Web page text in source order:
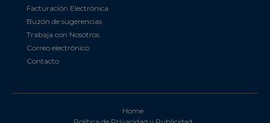
Facturación Electrónica
Buzón de sugerencias
Trabaja con Nosotros
Correo electrónico
Contacto
Home